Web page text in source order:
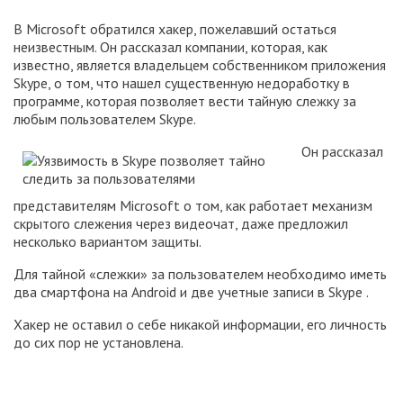
В Microsoft обратился хакер, пожелавший остаться
неизвестным. Он рассказал компании, которая, как
известно, является владельцем собственником приложения
Skype, о том, что нашел существенную недоработку в
программе, которая позволяет вести тайную слежку за
любым пользователем Skype.
Он рассказал
представителям Microsoft о том, как работает механизм
скрытого слежения через видеочат, даже предложил
несколько вариантом защиты.
Для тайной «слежки» за пользователем необходимо иметь
два смартфона на Android и две учетные записи в Skype .
Хакер не оставил о себе никакой информации, его личность
до сих пор не установлена.